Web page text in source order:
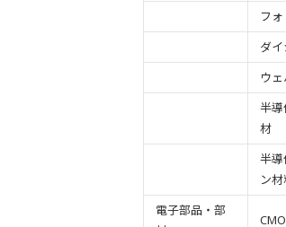
フ
ダ
ウ
半
材
半
ン
電子部品・部